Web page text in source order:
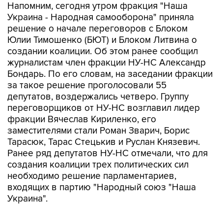
Напомним, сегодня утром фракция "Наша
Украина - Народная самооборона" приняла
решение о начале переговоров с Блоком
Юлии Тимошенко (БЮТ) и Блоком Литвина о
создании коалиции. Об этом ранее сообщил
журналистам член фракции НУ-НС Александр
Бондарь. По его словам, на заседании фракции
за такое решение проголосовали 55
депутатов, воздержались четверо. Группу
переговорщиков от НУ-НС возглавил лидер
фракции Вячеслав Кириленко, его
заместителями стали Роман Зварич, Борис
Тарасюк, Тарас Стецькив и Руслан Князевич.
Ранее ряд депутатов НУ-НС отмечали, что для
создания коалиции трех политических сил
необходимо решение парламентариев,
входящих в партию "Народный союз "Наша
Украина".